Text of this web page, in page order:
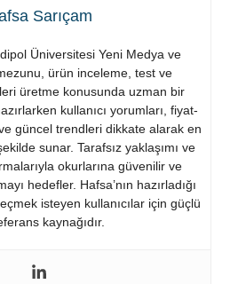
Sarıçam
Üniversitesi Yeni Medya ve
ürün inceleme, test ve
üretme konusunda uzman bir
kullanıcı yorumları, fiyat-
güncel trendleri dikkate alarak en
sunar. Tarafsız yaklaşımı ve
okurlarına güvenilir ve
hedefler. Hafsa’nın hazırladığı
isteyen kullanıcılar için güçlü
kaynağıdır.